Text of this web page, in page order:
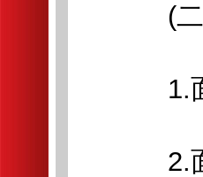
(二)
1.面
2.面